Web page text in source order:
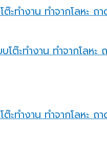
ต๊ะทำงาน ทำจากโลห
ต๊ะทำงาน ทำจากโลห